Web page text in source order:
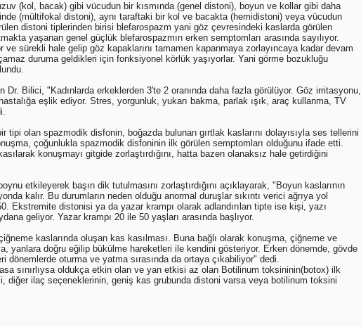
(kol, bacak) gibi vücudun bir kısmında (genel distoni), boyun ve kollar gibi daha
(mültifokal distoni), aynı taraftaki bir kol ve bacakta (hemidistoni) veya vücudun
distoni tiplerinden birisi blefarospazm yani göz çevresindeki kaslarda görülen
yaşanan genel güçlük blefarospazmın erken semptomları arasında sayılıyor.
ve sürekli hale gelip göz kapaklarını tamamen kapanmaya zorlayıncaya kadar devam
duruma geldikleri için fonksiyonel körlük yaşıyorlar. Yani görme bozukluğu
Dr. Bilici, "Kadınlarda erkeklerden 3'te 2 oranında daha fazla görülüyor. Göz irritasyonu,
hastalığa eşlik ediyor. Stres, yorgunluk, yukarı bakma, parlak ışık, araç kullanma, TV
tipi olan spazmodik disfonin, boğazda bulunan gırtlak kaslarını dolayısıyla ses tellerini
çoğunlukla spazmodik disfoninin ilk görülen semptomları olduğunu ifade etti.
konuşmayı gitgide zorlaştırdığını, hatta bazen olanaksız hale getirdiğini
etkileyerek başın dik tutulmasını zorlaştırdığını açıklayarak, "Boyun kaslarının
kalır. Bu durumların neden olduğu anormal duruşlar sıkıntı verici ağrıya yol
Ekstremite distonisi ya da yazar krampı olarak adlandırılan tipte ise kişi, yazı
geliyor. Yazar krampı 20 ile 50 yaşları arasında başlıyor.
kaslarında oluşan kas kasılması. Buna bağlı olarak konuşma, çiğneme ve
yanlara doğru eğilip bükülme hareketleri ile kendini gösteriyor. Erken dönemde, gövde
dönemlerde oturma ve yatma sırasında da ortaya çıkabiliyor" dedi.
sınırlıysa oldukça etkin olan ve yan etkisi az olan Botilinum toksininin(botox) ilk
diğer ilaç seçeneklerinin, geniş kas grubunda distoni varsa veya botilinum toksini